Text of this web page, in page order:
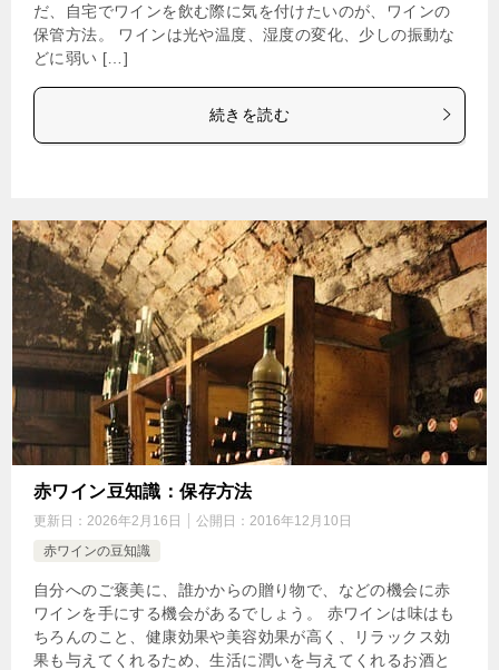
だ、自宅でワインを飲む際に気を付けたいのが、ワインの
保管方法。 ワインは光や温度、湿度の変化、少しの振動な
どに弱い […]
続きを読む
赤ワイン豆知識：保存方法
更新日： 2026年2月16日 公開日： 2016年12月10日
赤ワインの豆知識
自分へのご褒美に、誰かからの贈り物で、などの機会に赤
ワインを手にする機会があるでしょう。 赤ワインは味はも
ちろんのこと、健康効果や美容効果が高く、リラックス効
果も与えてくれるため、生活に潤いを与えてくれるお酒と